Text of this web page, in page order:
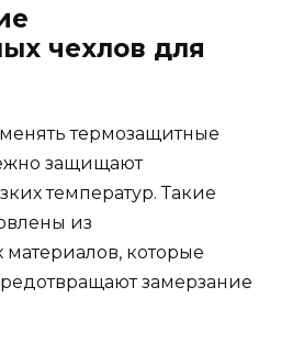
чехлов для
термозащитные
защищают
температур. Такие
из
которые
замерзание